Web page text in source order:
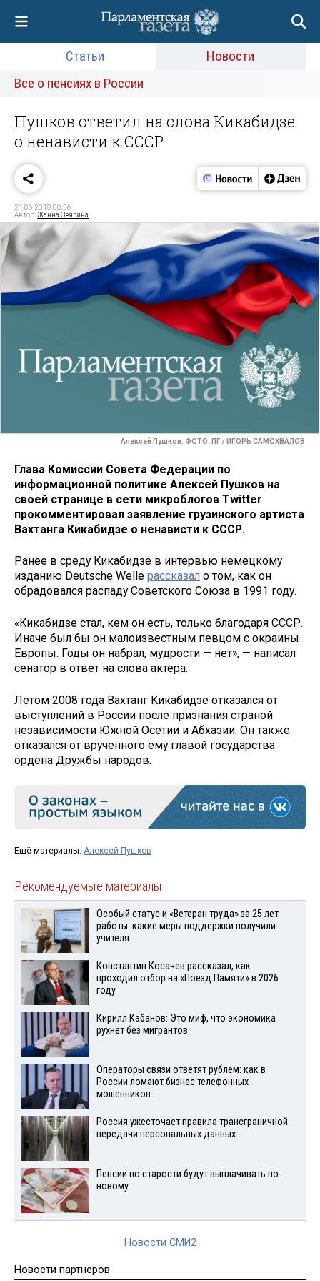
Статьи
Новости
Все о пенсиях в России
Пушков ответил на слова Кикабидзе
о ненависти к СССР
21.06.2018 00:56
Автор:Жанна Звягина
Алексей Пушков. ФОТО: ПГ / ИГОРЬ САМОХВАЛОВ
Глава Комиссии Совета Федерации по
информационной политике Алексей Пушков на
своей странице в сети микроблогов Twitter
прокомментировал заявление грузинского артиста
Вахтанга Кикабидзе о ненависти к СССР.
Ранее в среду Кикабидзе в интервью немецкому
изданию Deutsche Welle рассказал о том, как он
обрадовался распаду Советского Союза в 1991 году.
«Кикабидзе стал, кем он есть, только благодаря СССР.
Иначе был бы он малоизвестным певцом с окраины
Европы. Годы он набрал, мудрости — нет», — написал
сенатор в ответ на слова актера.
Летом 2008 года Вахтанг Кикабидзе отказался от
выступлений в России после признания страной
независимости Южной Осетии и Абхазии. Он также
отказался от врученного ему главой государства
ордена Дружбы народов.
Ещё материалы: Алексей Пушков
Рекомендуемые материалы
Особый статус и «Ветеран труда» за 25 лет
работы: какие меры поддержки получили
учителя
Константин Косачев рассказал, как
проходил отбор на «Поезд Памяти» в 2026
году
Кирилл Кабанов: Это миф, что экономика
рухнет без мигрантов
Операторы связи ответят рублем: как в
России ломают бизнес телефонных
мошенников
Россия ужесточает правила трансграничной
передачи персональных данных
Пенсии по старости будут выплачивать по-
новому
Новости СМИ2
Новости партнеров